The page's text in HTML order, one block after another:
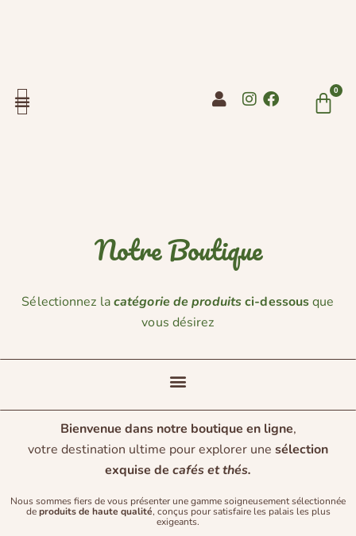
0
Notre Boutique
Sélectionnez lacatégorie de produitsci-dessousque
vous désirez
Bienvenue dans notre boutique en ligne,
votre destination ultime pour explorer une sélection
exquise de cafés et thés.
Nous sommes fiers de vous présenter une gamme soigneusement sélectionnée
deproduits de haute qualité, conçus pour satisfaire les palais les plus
exigeants.